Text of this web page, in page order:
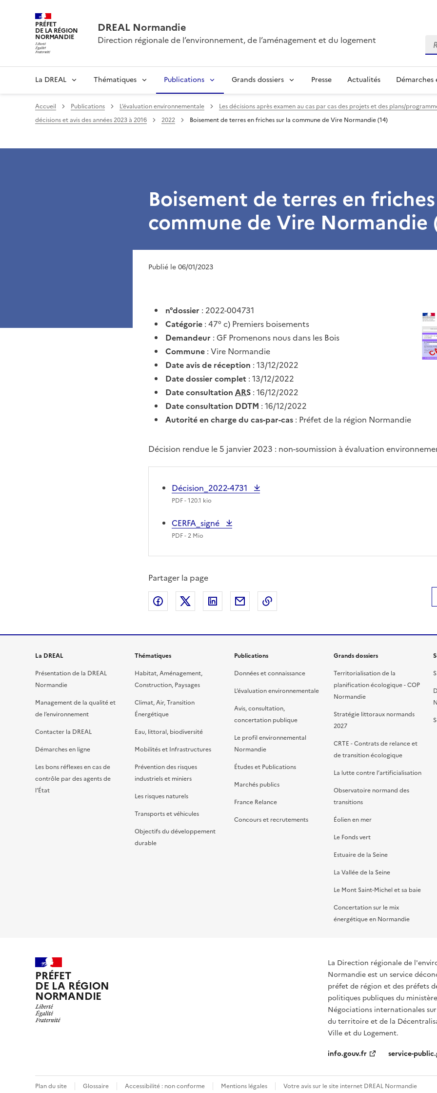
PRÉFET
DE LA RÉGION
NORMANDIE
DREAL Normandie
Direction régionale de l’environnement, de l’aménagement et du logement
La DREAL Thématiques Publications Grands dossiers Presse Actualités Démarches
Accueil Publications L’évaluation environnementale
Les décisions après examen au cas par cas des projets et des plans/
décisions et avis des années 2023 à 2016
2022 Boisement de terres en friches sur la commune de Vire Normandie (14)
Boisement de terres en
commune de Vire Normandie
Publié le 06/01/2023
n°dossier : 2022-004731
Catégorie : 47° c) Premiers boisements
Demandeur : GF Promenons nous dans les Bois
Commune : Vire Normandie
Date avis de réception : 13/12/2022
Date dossier complet : 13/12/2022
Date consultationARS : 16/12/2022
Date consultation DDTM : 16/12/2022
Autorité en charge du cas-par-cas : Préfet de la région Normandie
Décision rendue le 5 janvier 2023 : non-soumission à évaluation
Décision_2022-4731
PDF- 120.1 kio
CERFA_signé
PDF- 2 Mio
Partager la page
Partager sur Facebook
Partager sur XPartager sur LinkedIn
Partager par email
La DREAL
Présentation de la DREAL
Normandie
Management de la qualité et
de l’environnement
Contacter la DREAL
Démarches en ligne
Les bons réflexes en cas de
contrôle par des agents de
l’État
Thématiques
Habitat, Aménagement,
Construction, Paysages
Climat, Air, Transition
Énergétique
Eau, littoral, biodiversité
Mobilités et Infrastructures
Prévention des risques
industriels et miniers
Les risques naturels
Transports et véhicules
Objectifs du développement
durable
Publications
Données et connaissance
L’évaluation environnementale
Avis, consultation,
concertation publique
Le profil environnemental
Normandie
Études et Publications
Marchés publics
France Relance
Concours et recrutements
Grands dossiers
Territorialisation de la
planification écologique - COP
Normandie
Stratégie littoraux normands
2027
CRTE - Contrats de relance et
de transition écologique
La lutte contre l’artificialisation
Observatoire normand des
transitions
Éolien en mer
Le Fonds vert
Estuaire de la Seine
La Vallée de la Seine
Le Mont Saint-Michel et sa baie
Concertation sur le mix
énergétique en Normandie
PRÉFET
DE LA RÉGION
NORMANDIE
La Direction régionale de
Normandie est un service
préfet de région et des préfets
politiques publiques du
Négociations internationales
du territoire et de la
Ville et du Logement.
info.gouv.fr
service-
Plan du site Glossaire Accessibilité : non conforme Mentions légales Votre avis sur le site internet DREAL Normandie